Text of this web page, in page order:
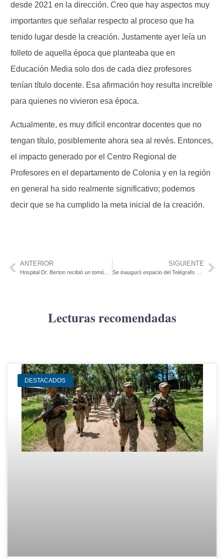
desde 2021 en la dirección. Creo que hay aspectos muy
importantes que señalar respecto al proceso que ha
tenido lugar desde la creación. Justamente ayer leía un
folleto de aquella época que planteaba que en
Educación Media solo dos de cada diez profesores
tenían título docente. Esa afirmación hoy resulta increíble
para quienes no vivieron esa época.
Actualmente, es muy difícil encontrar docentes que no
tengan título, posiblemente ahora sea al revés. Entonces,
el impacto generado por el Centro Regional de
Profesores en el departamento de Colonia y en la región
en general ha sido realmente significativo; podemos
decir que se ha cumplido la meta inicial de la creación.
ANTERIOR SIGUIENTE
Lecturas recomendadas
DESTACADOS